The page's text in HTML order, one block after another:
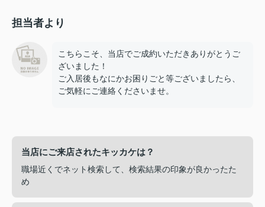
担当者より
こちらこそ、当店でご成約いただきありがとうご
ざいました！
ご入居後もなにかお困りごと等ございましたら、
ご気軽にご連絡くださいませ。
当店にご来店されたキッカケは？
職場近くでネット検索して、検索結果の印象が良かったた
め